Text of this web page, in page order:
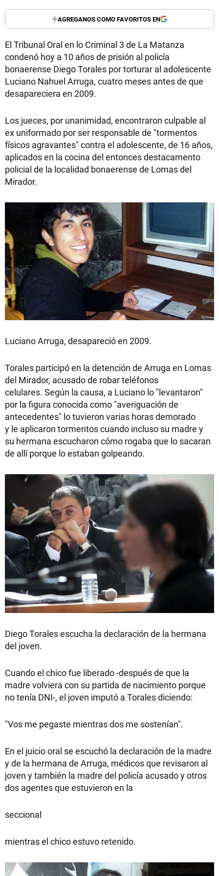
AGREGANOS COMO FAVORITOS EN
El Tribunal Oral en lo Criminal 3 de La Matanza
condenó hoy a 10 años de prisión al policía
bonaerense Diego Torales por torturar al adolescente
Luciano Nahuel Arruga, cuatro meses antes de que
desapareciera en 2009.
Los jueces, por unanimidad, encontraron culpable al
ex uniformado por ser responsable de "tormentos
físicos agravantes" contra el adolescente, de 16 años,
aplicados en la cocina del entonces destacamento
policial de la localidad bonaerense de Lomas del
Mirador.
Luciano Arruga, desapareció en 2009.
Torales participó en la detención de Arruga en Lomas
del Mirador, acusado de robar teléfonos
celulares. Según la causa, a Luciano lo "levantaron"
por la figura conocida como "averiguación de
antecedentes" lo tuvieron varias horas demorado
y le aplicaron tormentos cuando incluso su madre y
su hermana escucharon cómo rogaba que lo sacaran
de allí porque lo estaban golpeando.
Diego Torales escucha la declaración de la hermana
del joven.
Cuando el chico fue liberado -después de que la
madre volviera con su partida de nacimiento porque
no tenía DNI-, el joven imputó a Torales diciendo:
"Vos me pegaste mientras dos me sostenían".
En el juicio oral se escuchó la declaración de la madre
y de la hermana de Arruga, médicos que revisaron al
joven y también la madre del policía acusado y otros
dos agentes que estuvieron en la
seccional
mientras el chico estuvo retenido.